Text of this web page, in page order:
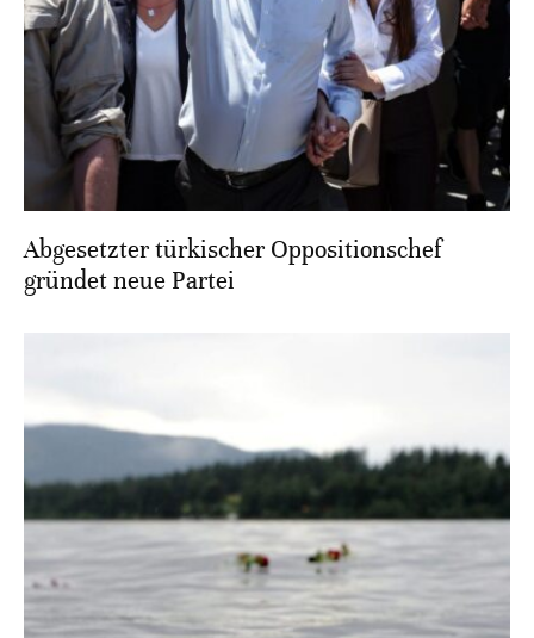
Abgesetzter türkischer Oppositionschef
gründet neue Partei